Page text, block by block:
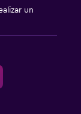
un